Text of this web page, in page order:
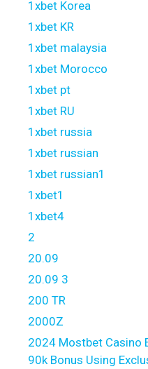
1xbet Korea
1xbet KR
1xbet malaysia
1xbet Morocco
1xbet pt
1xbet RU
1xbet russia
1xbet russian
1xbet russian1
1xbet1
1xbet4
2
20.09
20.09 3
200 TR
2000Z
2024 Mostbet Casino
90k Bonus Using